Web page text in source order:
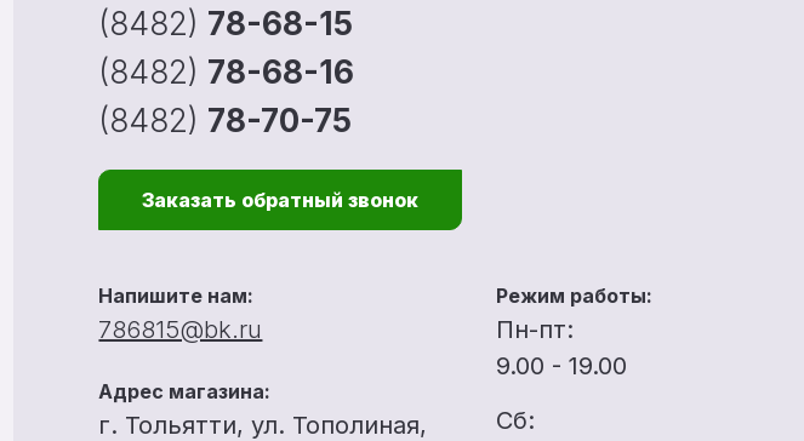
(8482) 78-68-15
(8482) 78-68-16
(8482) 78-70-75
Заказать обратный звонок
Напишите нам:
786815@bk.ru
Адрес магазина:
г. Тольятти, ул. Тополиная,
Режим работы:
Пн-пт:
9.00 - 19.00
Сб: